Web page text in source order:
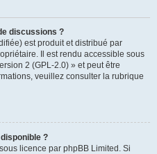
discussions ?
est produit et distribué par
Il est rendu accessible sous
2 (GPL-2.0) » et peut être
veuillez consulter la rubrique
?
licence par phpBB Limited. Si